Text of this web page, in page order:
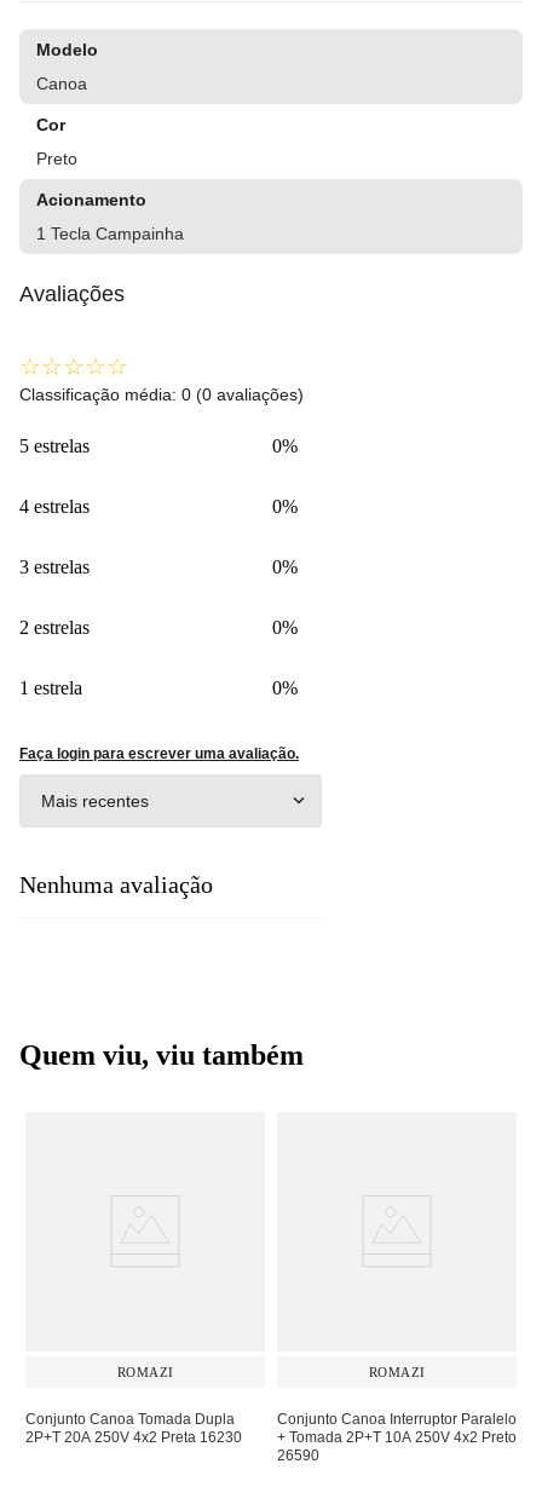
Modelo
Canoa
Cor
Preto
Acionamento
1 Tecla Campainha
Avaliações
☆☆☆☆☆
Classificação média: 0 (0 avaliações)
5 estrelas 0%
4 estrelas 0%
3 estrelas 0%
2 estrelas 0%
1 estrela 0%
Faça login para escrever uma avaliação.
Mais recentes
Nenhuma avaliação
Quem viu, viu também
ROMAZI
Conjunto Canoa Tomada Dupla
2P+T 20A 250V 4x2 Preta 16230
ROMAZI
Conjunto Canoa Interruptor Paralelo
+ Tomada 2P+T 10A 250V 4x2 Preto
26590